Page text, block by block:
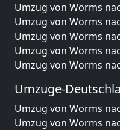
Umzug von Worms
Umzug von Worms
Umzug von Worms
Umzug von Worms
Umzug von Worms
Umzüge-
Umzug von Worms
Umzug von Worms